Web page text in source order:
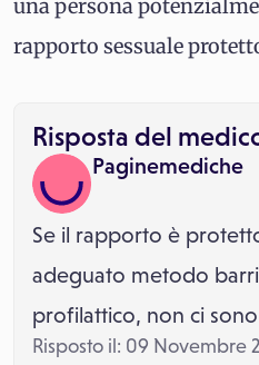
una persona
rapporto sessuale
Risposta del
Paginemediche
Se il rapporto è
adeguato metodo
profilattico, non ci sono
Risposto il: 09 Novembre